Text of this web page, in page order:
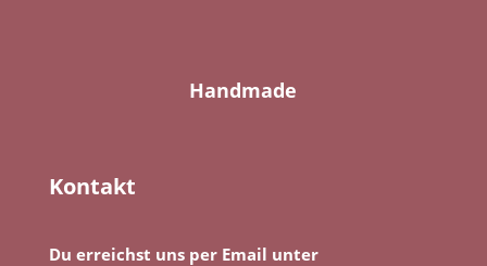
Handmade
Kontakt
Du erreichst uns per Email unter